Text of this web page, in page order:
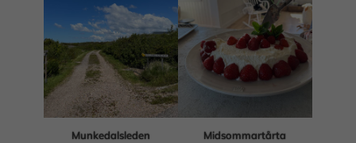
Munkedalsleden Midsommartårta